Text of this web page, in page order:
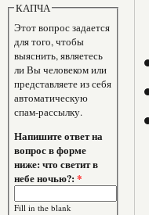
КАПЧА
Этот вопрос задается
для того, чтобы
выяснить, являетесь
ли Вы человеком или
представляете из себя
автоматическую
спам-рассылку.
Напишите ответ на
вопрос в форме
ниже: что светит в
небе ночью?:*
Fill in the blank